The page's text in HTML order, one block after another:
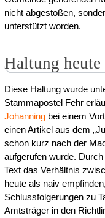
nicht abgestoßen,
unterstützt worden.
Haltung heute
Diese Haltung wurde
Stammapostel Fehr
Johanningbei einem
einen Artikel aus dem
schon kurz nach der
aufgerufen wurde.
Text das Verhältnis
heute als naiv
Schlussfolgerungen zu
Amtsträger in den